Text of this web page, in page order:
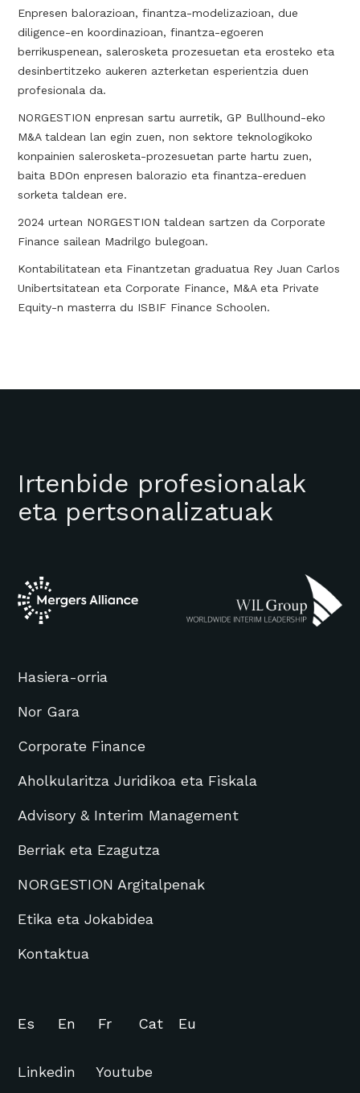
Enpresen balorazioan, finantza-modelizazioan, due
diligence-en koordinazioan, finantza-egoeren
berrikuspenean, salerosketa prozesuetan eta erosteko eta
desinbertitzeko aukeren azterketan esperientzia duen
profesionala da.
NORGESTION enpresan sartu aurretik, GP Bullhound-eko
M&A taldean lan egin zuen, non sektore teknologikoko
konpainien salerosketa-prozesuetan parte hartu zuen,
baita BDOn enpresen balorazio eta finantza-ereduen
sorketa taldean ere.
2024 urtean NORGESTION taldean sartzen da Corporate
Finance sailean Madrilgo bulegoan.
Kontabilitatean eta Finantzetan graduatua Rey Juan Carlos
Unibertsitatean eta Corporate Finance, M&A eta Private
Equity-n masterra du ISBIF Finance Schoolen.
Irtenbide profesionalak
eta pertsonalizatuak
Hasiera-orria
Nor Gara
Corporate Finance
Aholkularitza Juridikoa eta Fiskala
Advisory & Interim Management
Berriak eta Ezagutza
NORGESTION Argitalpenak
Etika eta Jokabidea
Kontaktua
Es En Fr Cat Eu
Linkedin Youtube